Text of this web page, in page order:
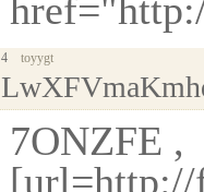
4 toyygt
7ONZFE ,